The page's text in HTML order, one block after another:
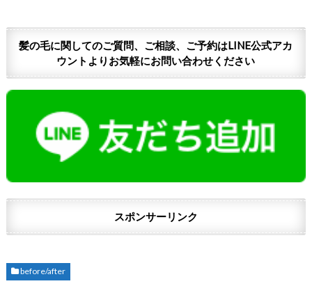
髪の毛に関してのご質問、ご相談、ご予約はLINE公式アカ
ウントよりお気軽にお問い合わせください
スポンサーリンク
before/after